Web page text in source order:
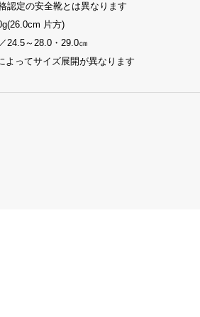
認定の安全靴とは異なります
片方)
24.5～28.0・29.0㎝
よってサイズ展開が異なります